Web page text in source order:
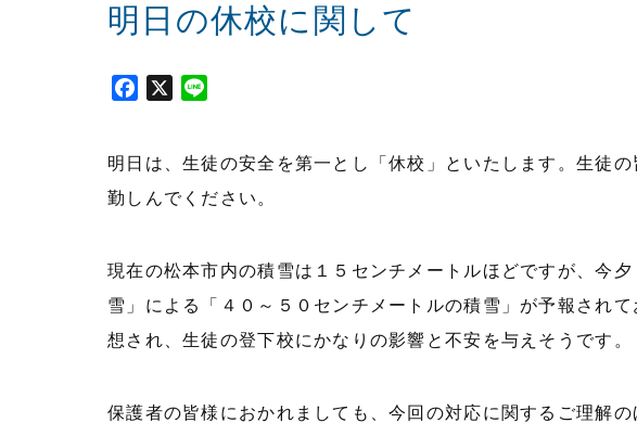
明日の休校に関して
e
k
X
e
明日は、生徒の安全を第一とし「休校」といたします。生徒
勤しんでください。
現在の松本市内の積雪は１５センチメートルほどですが、今
雪」による「４０～５０センチメートルの積雪」が予報され
想され、生徒の登下校にかなりの影響と不安を与えそうです。
保護者の皆様におかれましても、今回の対応に関するご理解の